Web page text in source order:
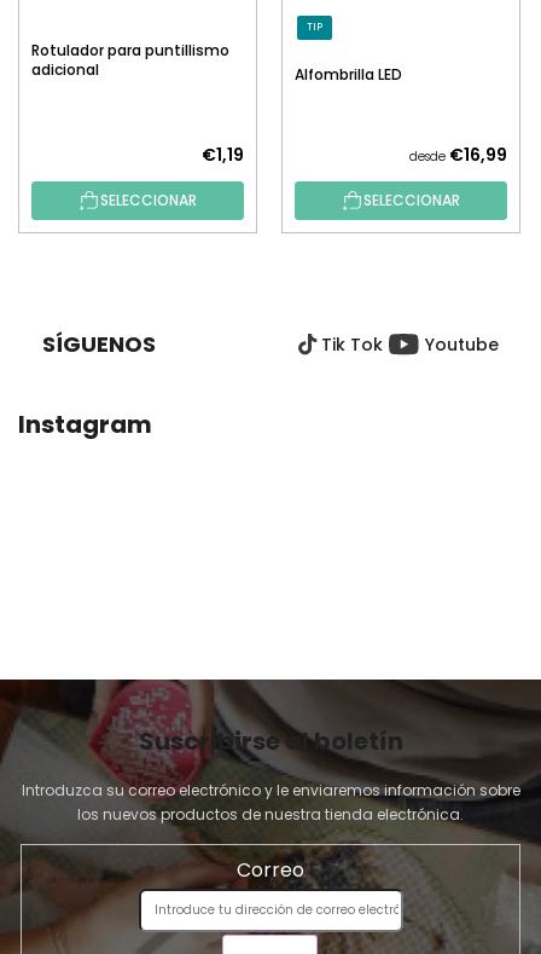
Rotulador para puntillismo
adicional
€1,19
SELECCIONAR
TIP
Alfombrilla LED
desde €16,99
SELECCIONAR
SÍGUENOS Tik Tok Youtube
Instagram
Suscribirse al boletín
Introduzca su correo electrónico y le enviaremos información sobre
los nuevos productos de nuestra tienda electrónica.
Correo